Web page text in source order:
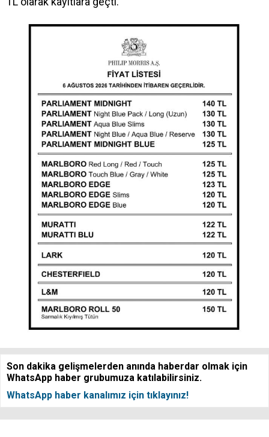
Son dakika gelişmelerden anında haberdar olmak için
WhatsApp haber grubumuza katılabilirsiniz.
WhatsApp haber kanalımız için tıklayınız!